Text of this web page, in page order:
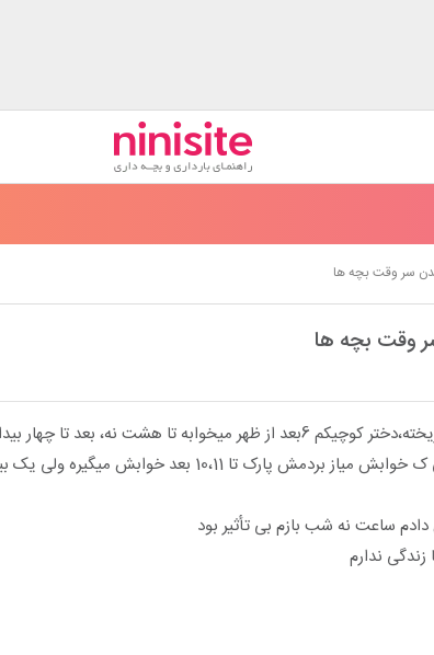
سر وقت بچه ها
وقت بچه ها
تا هشت نه، بعد تا چهار بیداره
چند بار بعد از ظهر موقعی ک خوابش میاز بردمش پارک تا 10،11
ساعت نه شب بازم بی تأثیر بود
ندارم